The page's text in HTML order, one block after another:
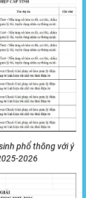
phổ thông với ý
2026